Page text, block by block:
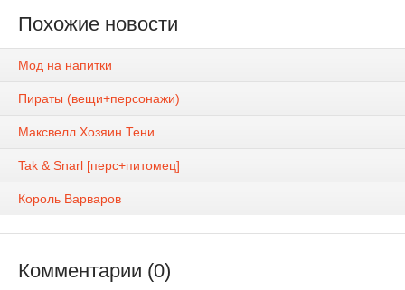
Похожие новости
Мод на напитки
Пираты (вещи+персонажи)
Максвелл Хозяин Тени
Tak & Snarl [перс+питомец]
Король Варваров
Комментарии (0)